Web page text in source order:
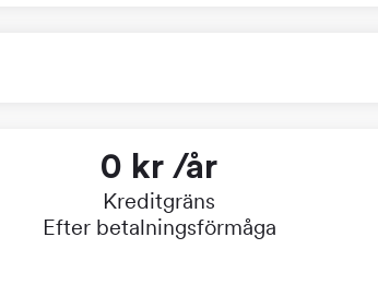
0 kr /år
Kreditgräns
Efter betalningsförmåga